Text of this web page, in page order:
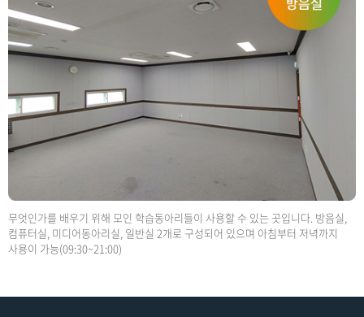
무엇인가를 배우기 위해 모인 학습동아리들이 사용할 수 있는 곳입니다. 방음실,
컴퓨터실, 미디어동아리실, 일반실 2개로 구성되어 있으며 아침부터 저녁까지
사용이 가능(09:30~21:00)